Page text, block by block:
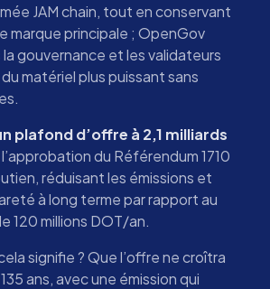
JAM chain, tout en conservant
marque principale ; OpenGov
gouvernance et les validateurs
matériel plus puissant sans
plafond d’offre à 2,1 milliards
l’approbation du Référendum 1710
réduisant les émissions et
à long terme par rapport au
120 millions DOT/an.
signifie ? Que l’offre ne croîtra
ans, avec une émission qui